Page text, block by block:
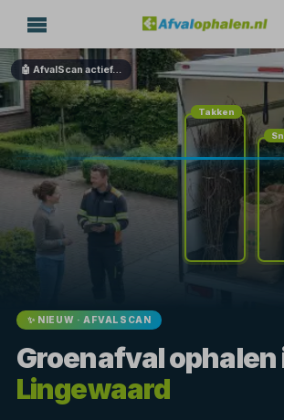
🤖 AfvalScan actief…
Takken
✨ NIEUW · AFVALSCAN
Groenafval ophalen
Lingewaard